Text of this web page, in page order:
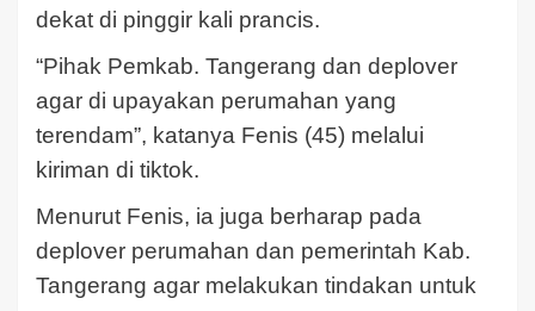
dekat di pinggir kali prancis.
“Pihak Pemkab. Tangerang dan deplover
agar di upayakan perumahan yang
terendam”, katanya Fenis (45) melalui
kiriman di tiktok.
Menurut Fenis, ia juga berharap pada
deplover perumahan dan pemerintah Kab.
Tangerang agar melakukan tindakan untuk